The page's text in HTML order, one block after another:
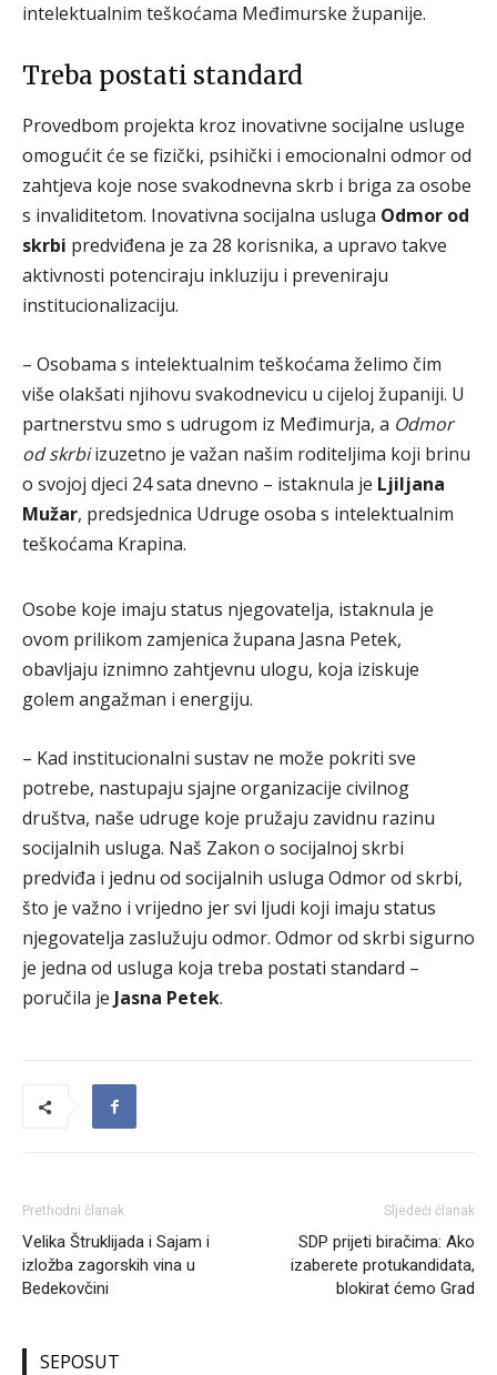
intelektualnim teškoćama Međimurske županije.
Treba postati standard
Provedbom projekta kroz inovativne socijalne usluge
omogućit će se fizički, psihički i emocionalni odmor od
zahtjeva koje nose svakodnevna skrb i briga za osobe
s invaliditetom. Inovativna socijalna usluga Odmor od
skrbi predviđena je za 28 korisnika, a upravo takve
aktivnosti potenciraju inkluziju i preveniraju
institucionalizaciju.
– Osobama s intelektualnim teškoćama želimo čim
više olakšati njihovu svakodnevicu u cijeloj županiji. U
partnerstvu smo s udrugom iz Međimurja, a Odmor
od skrbiizuzetno je važan našim roditeljima koji brinu
o svojoj djeci 24 sata dnevno – istaknula je Ljiljana
Mužar, predsjednica Udruge osoba s intelektualnim
teškoćama Krapina.
Osobe koje imaju status njegovatelja, istaknula je
ovom prilikom zamjenica župana Jasna Petek,
obavljaju iznimno zahtjevnu ulogu, koja iziskuje
golem angažman i energiju.
– Kad institucionalni sustav ne može pokriti sve
potrebe, nastupaju sjajne organizacije civilnog
društva, naše udruge koje pružaju zavidnu razinu
socijalnih usluga. Naš Zakon o socijalnoj skrbi
predviđa i jednu od socijalnih usluga Odmor od skrbi,
što je važno i vrijedno jer svi ljudi koji imaju status
njegovatelja zaslužuju odmor. Odmor od skrbi sigurno
je jedna od usluga koja treba postati standard –
poručila je Jasna Petek.
Prethodni članak
Velika Štruklijada i Sajam i
izložba zagorskih vina u
Bedekovčini
Sljedeći članak
SDP prijeti biračima: Ako
izaberete protukandidata,
blokirat ćemo Grad
SEPOSUT